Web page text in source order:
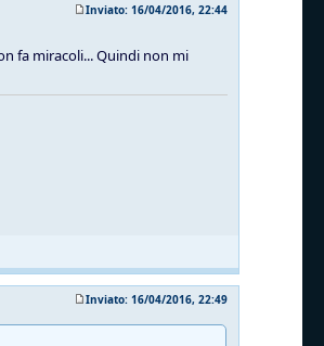
Inviato: 16/04/2016, 22:44
fa miracoli... Quindi non mi
Inviato: 16/04/2016, 22:49